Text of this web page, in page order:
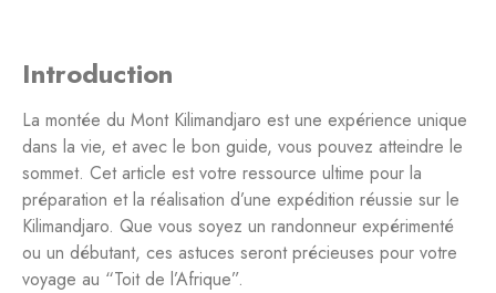
Introduction
La montée du Mont Kilimandjaro est une expérience unique
dans la vie, et avec le bon guide, vous pouvez atteindre le
sommet. Cet article est votre ressource ultime pour la
préparation et la réalisation d’une expédition réussie sur le
Kilimandjaro. Que vous soyez un randonneur expérimenté
ou un débutant, ces astuces seront précieuses pour votre
voyage au “Toit de l’Afrique”.